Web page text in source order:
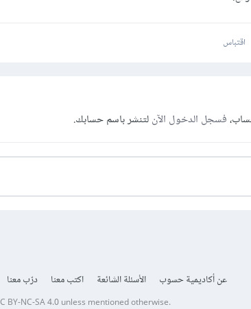
اقتباس
فسجل الدخول الآنلتنشر باسم حسابك.
عن أكاديمية حسوب الأسئلة الشائعة اكتب معنا درّب معنا
BY-NC-SA 4.0unless mentioned otherwise.